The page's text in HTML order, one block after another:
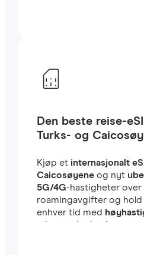
Den beste reise-
Turks- og
Kjøp et internasjonalt
Caicosøyeneog nyt
5G/4G-hastigheter over
roamingavgifter og
enhver tid med
minutter i utlandet,